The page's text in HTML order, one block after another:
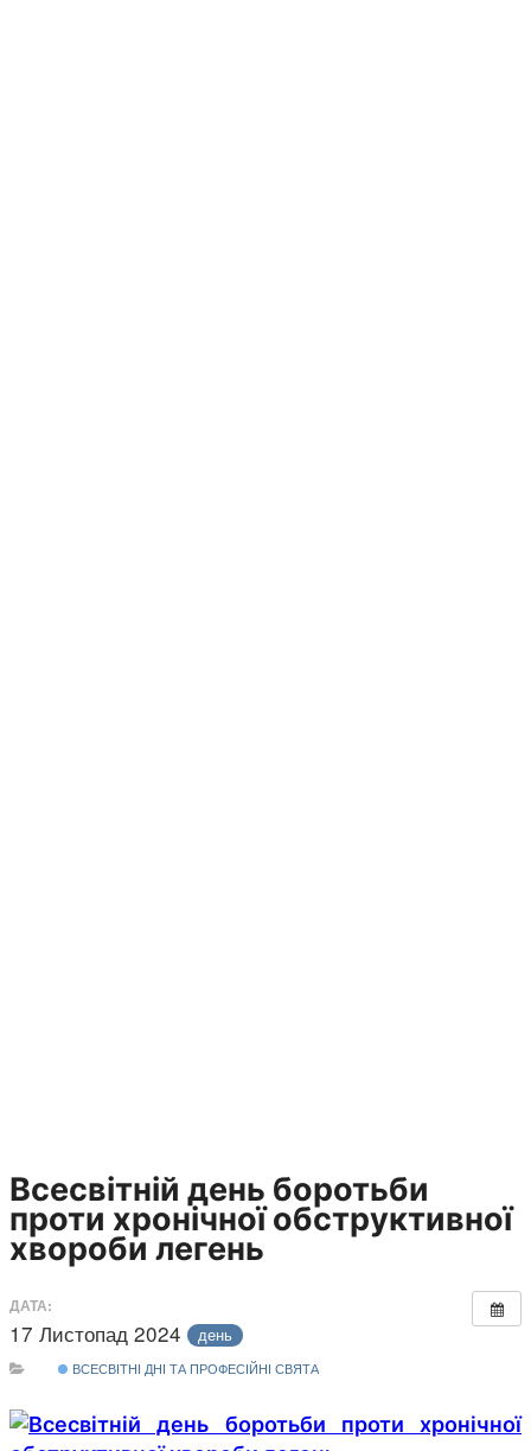
Всесвітній день боротьби
проти хронічної обструктивної
хвороби легень
ДАТА:
17 Листопад 2024 день
ВСЕСВІТНІ ДНІ ТА ПРОФЕСІЙНІ СВЯТА